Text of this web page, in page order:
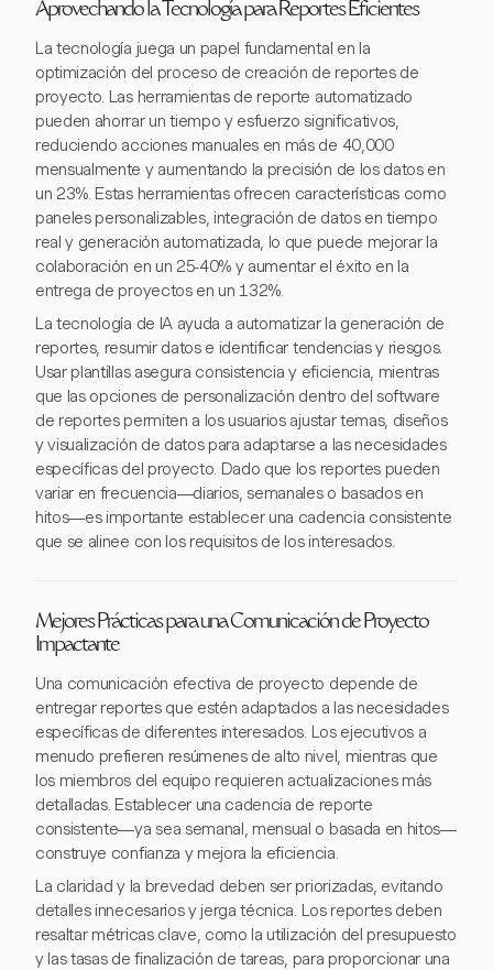
Aprovechando la Tecnología para Reportes Eficientes
La tecnología juega un papel fundamental en la
optimización del proceso de creación de reportes de
proyecto. Las herramientas de reporte automatizado
pueden ahorrar un tiempo y esfuerzo significativos,
reduciendo acciones manuales en más de 40,000
mensualmente y aumentando la precisión de los datos en
un 23%. Estas herramientas ofrecen características como
paneles personalizables, integración de datos en tiempo
real y generación automatizada, lo que puede mejorar la
colaboración en un 25-40% y aumentar el éxito en la
entrega de proyectos en un 132%.
La tecnología de IA ayuda a automatizar la generación de
reportes, resumir datos e identificar tendencias y riesgos.
Usar plantillas asegura consistencia y eficiencia, mientras
que las opciones de personalización dentro del software
de reportes permiten a los usuarios ajustar temas, diseños
y visualización de datos para adaptarse a las necesidades
específicas del proyecto. Dado que los reportes pueden
variar en frecuencia—diarios, semanales o basados en
hitos—es importante establecer una cadencia consistente
que se alinee con los requisitos de los interesados.
Mejores Prácticas para una Comunicación de Proyecto
Impactante
Una comunicación efectiva de proyecto depende de
entregar reportes que estén adaptados a las necesidades
específicas de diferentes interesados. Los ejecutivos a
menudo prefieren resúmenes de alto nivel, mientras que
los miembros del equipo requieren actualizaciones más
detalladas. Establecer una cadencia de reporte
consistente—ya sea semanal, mensual o basada en hitos—
construye confianza y mejora la eficiencia.
La claridad y la brevedad deben ser priorizadas, evitando
detalles innecesarios y jerga técnica. Los reportes deben
resaltar métricas clave, como la utilización del presupuesto
y las tasas de finalización de tareas, para proporcionar una